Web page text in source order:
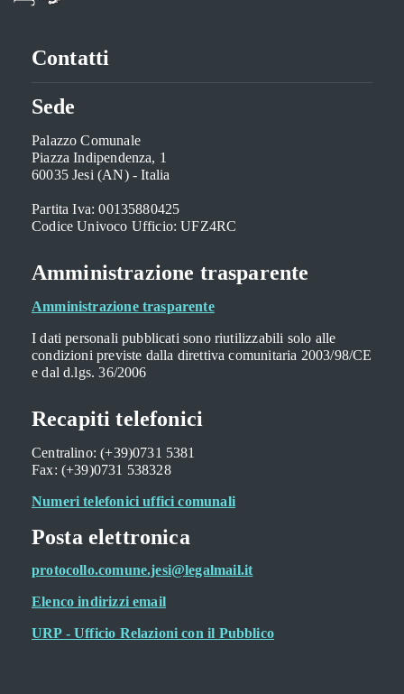
Contatti
Sede
Palazzo Comunale
Piazza Indipendenza, 1
60035 Jesi (AN) - Italia
Partita Iva: 00135880425
Codice Univoco Ufficio: UFZ4RC
Amministrazione trasparente
Amministrazione trasparente
I dati personali pubblicati sono riutilizzabili solo alle
condizioni previste dalla direttiva comunitaria 2003/98/CE
e dal d.lgs. 36/2006
Recapiti telefonici
Centralino: (+39)0731 5381
Fax: (+39)0731 538328
Numeri telefonici uffici comunali
Posta elettronica
protocollo.comune.jesi@legalmail.it
Elenco indirizzi email
URP - Ufficio Relazioni con il Pubblico